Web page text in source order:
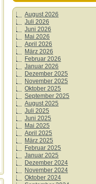
August 2026
Juli 2026
Juni 2026
Mai 2026
April 2026
März 2026
Februar 2026
Januar 2026
Dezember 2025
November 2025
Oktober 2025
September 2025
August 2025
Juli 2025
Juni 2025
Mai 2025
April 2025
März 2025
Februar 2025
Januar 2025
Dezember 2024
November 2024
Oktober 2024